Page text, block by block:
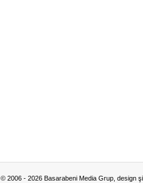
© 2006 - 2026 Basarabeni Media Grup, design